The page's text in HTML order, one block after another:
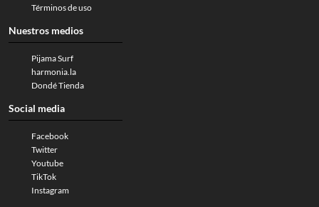
Términos de uso
Nuestros medios
Pijama Surf
harmonia.la
Dondé Tienda
Social media
Facebook
Twitter
Youtube
TikTok
Instagram